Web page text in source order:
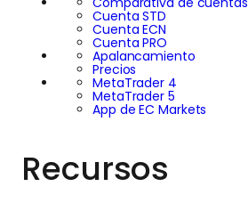
Cuenta STD
Cuenta ECN
Cuenta PRO
Apalancamiento
Precios
MetaTrader 4
MetaTrader 5
App de EC Markets
Recursos